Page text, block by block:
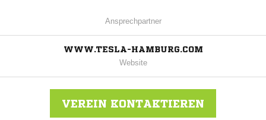
Ansprechpartner
WWW.TESLA-HAMBURG.COM
Website
VEREIN KONTAKTIEREN